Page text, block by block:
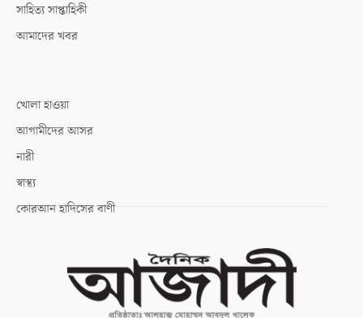
সাহিত্য সাপ্তাহিকী
আমাদের খবর
খোলা হাওয়া
আগামীদের আসর
নারী
স্বাস্থ্য
কোরআন হাদিসের বাণী